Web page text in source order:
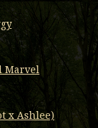
Marvel
x Ashlee)